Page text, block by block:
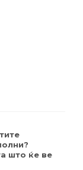
што ќе ве